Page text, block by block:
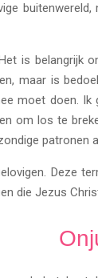
is belangrijk
maar is
moet doen.
om los te
patronen
Deze
die Jezus